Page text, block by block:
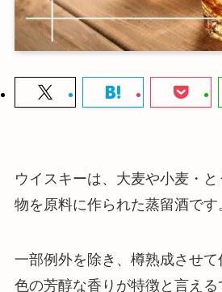
ウイスキーは、大麦や小麦・
物を原料に作られた蒸留酒です
一部例外を除き、樽熟成させ
色の芳醇な香りが特徴と言える